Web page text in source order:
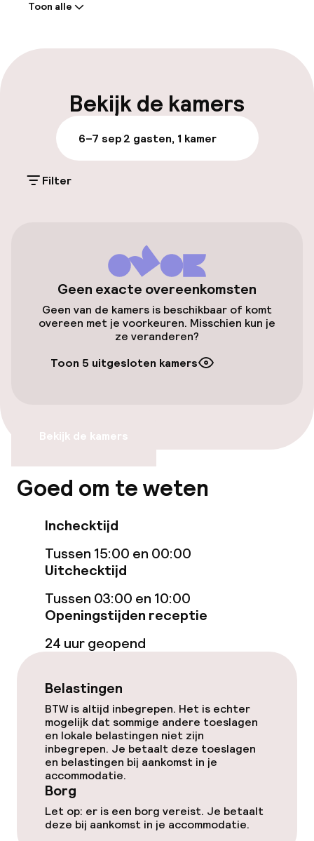
Express check-in mogelijk
Bagageruimte
Parkeren & mobiliteit
Openbaar parkeren
Transferservice
Entertainment
Gratis wifi
Eet- en drinkdiensten
Ontbijtbuffet
Zakelijke faciliteiten
Beleid
Borg bij aankomst
Overal rookvrij
Vrijgezellenfeesten of andere feesten
niet toegestaan
Toon alle
Bekijk de kamers
6–7 sep2 gasten, 1 kamer
Filter
Geen exacte overeenkomsten
Geen van de kamers is beschikbaar of komt
overeen met je voorkeuren. Misschien kun je
ze veranderen?
Toon 5 uitgesloten kamers
Bekijk de kamers
Goed om te weten
Inchecktijd
Tussen 15:00 en 00:00
Uitchecktijd
Tussen 03:00 en 10:00
Openingstijden receptie
24 uur geopend
Belastingen
BTW is altijd inbegrepen. Het is echter
mogelijk dat sommige andere toeslagen
en lokale belastingen niet zijn
inbegrepen. Je betaalt deze toeslagen
en belastingen bij aankomst in je
accommodatie.
Borg
Let op: er is een borg vereist. Je betaalt
deze bij aankomst in je accommodatie.